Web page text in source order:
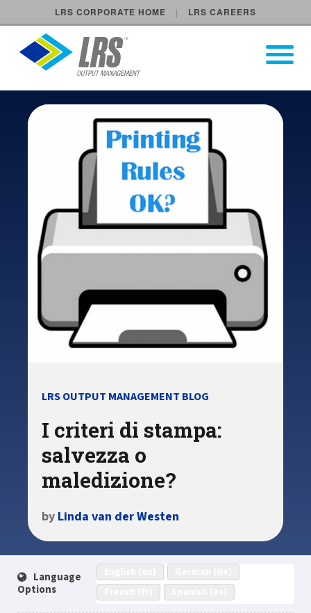
LRS CORPORATE HOME LRS CAREERS
LRS Output Management
Main Navigation
Open
LRS OUTPUT MANAGEMENT BLOG
I criteri di stampa:
salvezza o
maledizione?
by Linda van der Westen
Language
Options